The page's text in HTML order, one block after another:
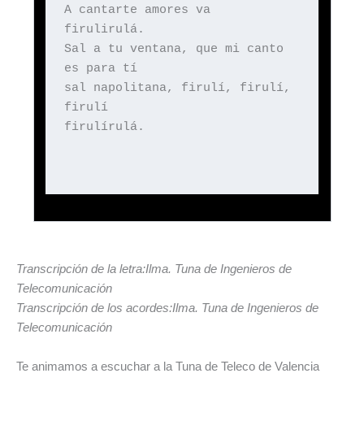
A cantarte amores va
firulirulá.
Sal a tu ventana, que mi canto
es para tí
sal napolitana, firulí, firulí,
firulí
firulírulá.
Transcripción de la letra:Ilma. Tuna de Ingenieros de
Telecomunicación
Transcripción de los acordes:Ilma. Tuna de Ingenieros de
Telecomunicación
Te animamos a escuchar a la Tuna de Teleco de Valencia